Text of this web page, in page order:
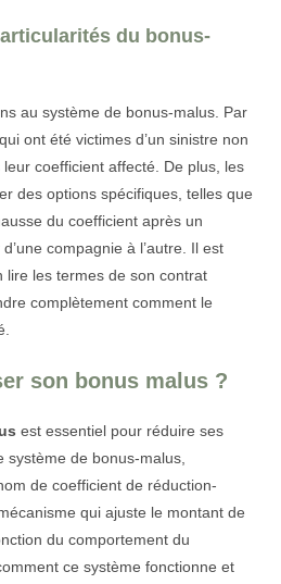
du bonus-
au système de bonus-malus. Par
ont été victimes d’un sinistre non
coefficient affecté. De plus, les
des options spécifiques, telles que
du coefficient après un
compagnie à l’autre. Il est
lire les termes de son contrat
complètement comment le
son bonus malus ?
est essentiel pour réduire ses
système de bonus-malus,
de coefficient de réduction-
qui ajuste le montant de
du comportement du
ce système fonctionne et